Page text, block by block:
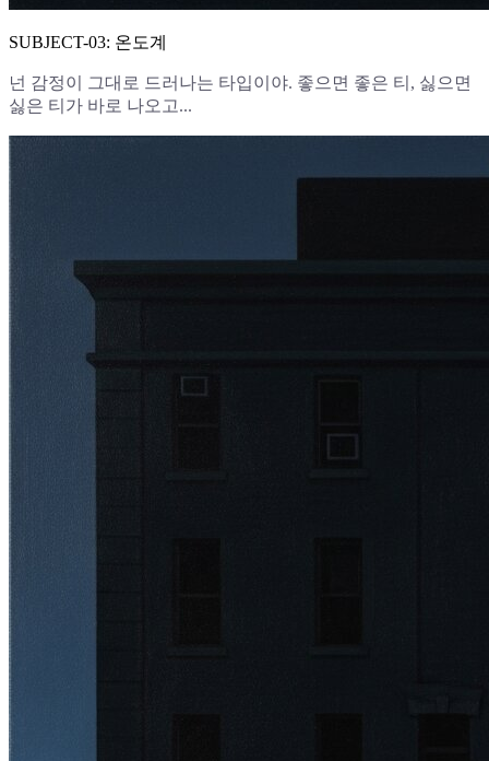
SUBJECT-03: 온도계
넌 감정이 그대로 드러나는 타입이야. 좋으면 좋은 티, 싫으면
싫은 티가 바로 나오고...